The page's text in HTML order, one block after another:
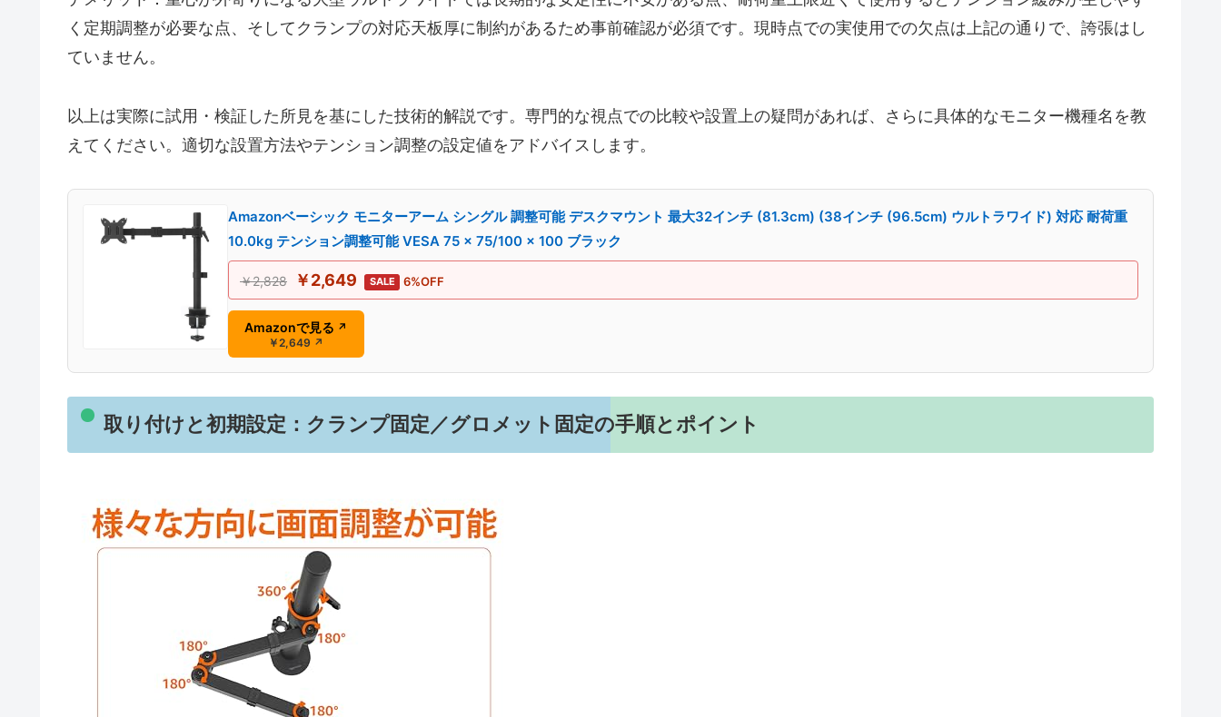
く定期調整が必要な点、そしてクランプの対応天板厚に制約があるため事前確認が必須です。現時点での実使用での欠点は上記の通りで、誇張はし
ていません。
以上は実際に試用・検証した所見を基にした技術的解説です。専門的な視点での比較や設置上の疑問があれば、さらに具体的なモニター機種名を教
えてください。適切な設置方法やテンション調整の設定値をアドバイスします。
Amazonベーシック モニターアーム シングル 調整可能 デスクマウント 最大32インチ (81.3cm) (38インチ (96.5cm) ウルトラワイド) 対応 耐荷重
10.0kg テンション調整可能 VESA 75 × 75/100 × 100 ブラック
￥2,828 ￥2,649 SALE 6%OFF
Amazonで見る ↗
￥2,649 ↗
取り付けと初期設定：クランプ固定／グロメット固定の手順とポイント